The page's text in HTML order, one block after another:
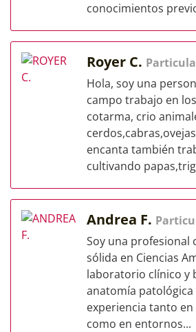
conocimientos
Royer C.
Hola, soy una
campo trabajo en
cotarma, crio
encanta también
cultivando
Andrea F.
Soy una profesional
sólida en Ciencias
laboratorio clínico y
anatomía
experiencia tanto
como en entornos...